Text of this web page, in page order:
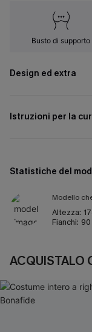
Busto di supporto
Design ed extra
Istruzioni per la
Statistiche del
Modello
Altezza:
Fianchi:
ACQUISTALO